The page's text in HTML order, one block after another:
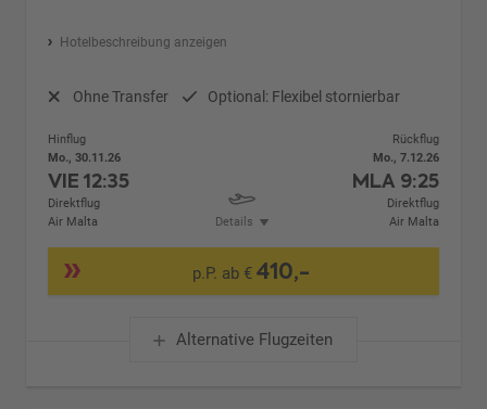
Hotelbeschreibung anzeigen
Ohne Transfer Optional: Flexibel stornierbar
Hinflug
Mo., 30.11.26
VIE12:35
Direktflug
Air Malta
Details
Rückflug
Mo., 7.12.26
MLA 9:25
Direktflug
Air Malta
p.P. ab €410,-
Alternative Flugzeiten